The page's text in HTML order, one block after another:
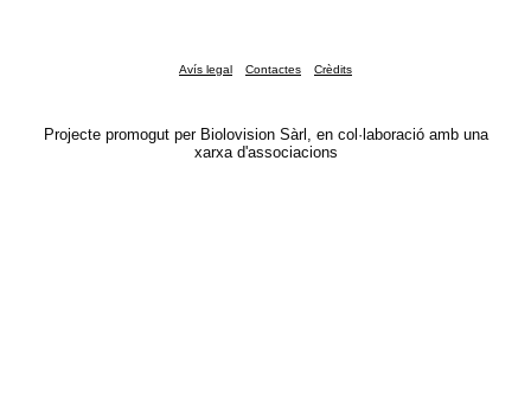
Avís legal Contactes Crèdits
Projecte promogut per Biolovision Sàrl, en col·laboració amb una
xarxa d'associacions